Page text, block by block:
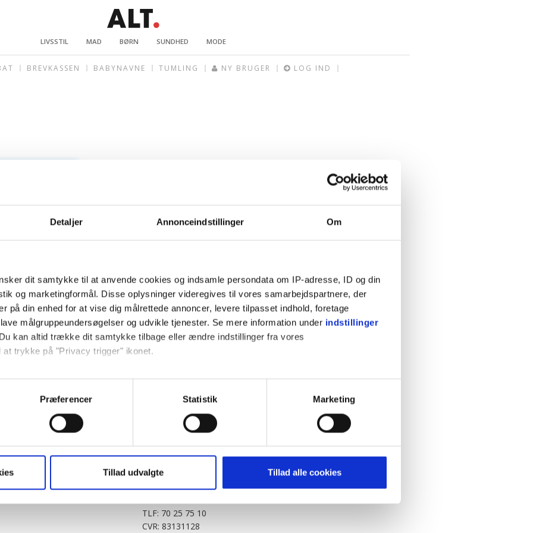
Detaljer Annonceindstillinger Om
dit samtykke til at anvende cookies og indsamle persondata om IP-adresse, ID og din
og marketingformål. Disse oplysninger videregives til vores samarbejdspartnere, der
på din enhed for at vise dig målrettede annoncer, levere tilpasset indhold, foretage
målgruppeundersøgelser og udvikle tjenester. Se mere information under indstillinger
kan altid trække dit samtykke tilbage eller ændre indstillinger fra vores
at trykke på "Privacy trigger" ikonet.
gerne:
om din placering, der kan være nøjagtig inden for få meter
baseret på en scanning af dens unikke karakteristika (fingerprinting)
må bruge egne cookies og cookies fra tredjeparter til at optimere dit besøg på vores
generere statistik og huske dine præferencer samt til brug for markedsføring, så vi
tilbage. Du skal være opmærksom på, at vores hjemmeside muligvis ikke fungerer
cookies eller tilbagetrækker et samtykke. Du kan læse mere om vores brug af cookies
Præferencer Statistik Marketing
Tillad udvalgte Tillad alle cookies
LIVSSTIL MAD BØRN SUNDHED MODE
BREVKASSEN BABYNAVNE TUMLING NY BRUGER LOG IND
KitchenOne.dk
Jollyroom.dk
Outnorth.dk
Klikk.no
Alt.dk
Realityportalen.dk
Cookiepolitik
Privatlivspolitik
BABY.DK
Story House Egmont A/S
Strødamvej 46
TLF: 70 25 75 10
CVR: 83131128